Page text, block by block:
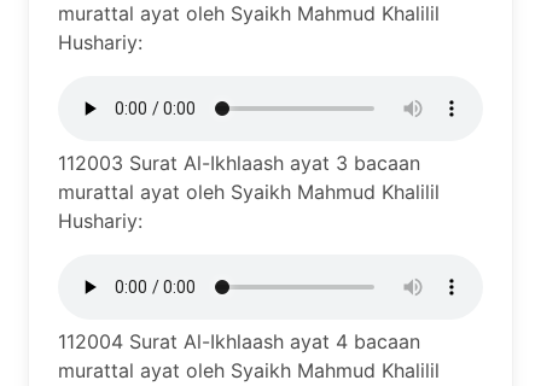
murattal ayat oleh Syaikh Mahmud Khalilil
Hushariy:
112003 Surat Al-Ikhlaash ayat 3 bacaan
murattal ayat oleh Syaikh Mahmud Khalilil
Hushariy:
112004 Surat Al-Ikhlaash ayat 4 bacaan
murattal ayat oleh Syaikh Mahmud Khalilil